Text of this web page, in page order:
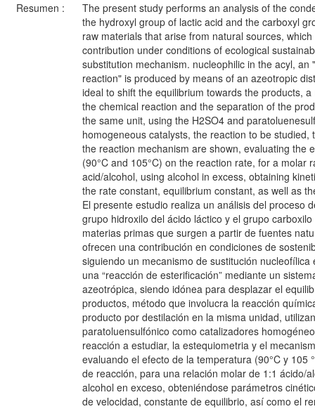
Resumen :
The present study performs an analysis of the
the hydroxyl group of lactic acid and the carboxyl
raw materials that arise from natural sources,
contribution under conditions of ecological
substitution mechanism. nucleophilic in the acyl, an
reaction" is produced by means of an azeotropic
ideal to shift the equilibrium towards the products,
the chemical reaction and the separation of the
the same unit, using the H2SO4 and
homogeneous catalysts, the reaction to be studied,
the reaction mechanism are shown, evaluating the
(90°C and 105°C) on the reaction rate, for a molar
acid/alcohol, using alcohol in excess, obtaining
the rate constant, equilibrium constant, as well as
El presente estudio realiza un análisis del proceso
grupo hidroxilo del ácido láctico y el grupo
materias primas que surgen a partir de fuentes
ofrecen una contribución en condiciones de
siguiendo un mecanismo de sustitución nucleofílica
una “reacción de esterificación” mediante un
azeotrópica, siendo idónea para desplazar el
productos, método que involucra la reacción
producto por destilación en la misma unidad,
paratoluensulfónico como catalizadores
reacción a estudiar, la estequiometria y el
evaluando el efecto de la temperatura (90°C y 105
de reacción, para una relación molar de 1:1 ácido/
alcohol en exceso, obteniéndose parámetros
de velocidad, constante de equilibrio, así como el